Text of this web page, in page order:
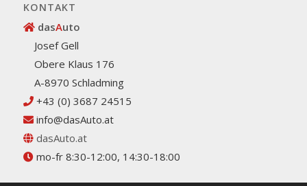
KONTAKT
dasAuto
Josef Gell
Obere Klaus 176
A-8970 Schladming
+43 (0) 3687 24515
info@dasAuto.at
dasAuto.at
mo-fr 8:30-12:00, 14:30-18:00